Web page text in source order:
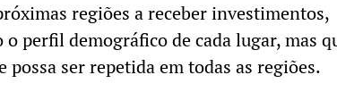
regiões a receber investimentos,
perfil demográfico de cada lugar, mas
possa ser repetida em todas as regiões.